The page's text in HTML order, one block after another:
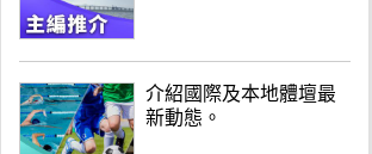
介紹國際及本地體壇最
新動態。